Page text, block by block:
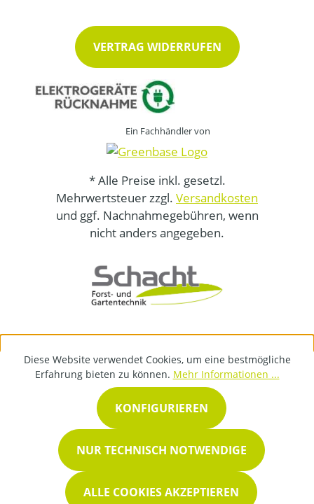
VERTRAG WIDERRUFEN
Ein Fachhändler von
* Alle Preise inkl. gesetzl.
Mehrwertsteuer zzgl. Versandkosten
und ggf. Nachnahmegebühren, wenn
nicht anders angegeben.
Diese Website verwendet Cookies, um eine bestmögliche
Erfahrung bieten zu können. Mehr Informationen ...
NUR TECHNISCH NOTWENDIGE
KONFIGURIEREN
ALLE COOKIES AKZEPTIEREN